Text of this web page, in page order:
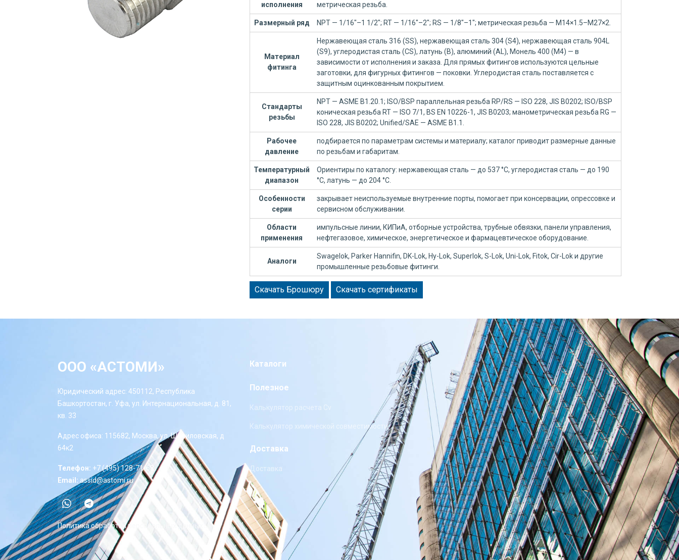
исполнения
метрическая резьба.
Размерный ряд NPT — 1/16"–1 1/2"; RT — 1/16"–2"; RS — 1/8"–1"; метрическая резьба — M14×1.5–M27×2.
Материал
фитинга
Нержавеющая сталь 316 (SS), нержавеющая сталь 304 (S4), нержавеющая сталь 904L
(S9), углеродистая сталь (CS), латунь (B), алюминий (AL), Монель 400 (M4) — в
зависимости от исполнения и заказа. Для прямых фитингов используются цельные
заготовки, для фигурных фитингов — поковки. Углеродистая сталь поставляется с
защитным оцинкованным покрытием.
Стандарты
резьбы
NPT — ASME B1.20.1; ISO/BSP параллельная резьба RP/RS — ISO 228, JIS B0202; ISO/BSP
коническая резьба RT — ISO 7/1, BS EN 10226-1, JIS B0203; манометрическая резьба RG —
ISO 228, JIS B0202; Unified/SAE — ASME B1.1.
Рабочее
давление
подбирается по параметрам системы и материалу; каталог приводит размерные данные
по резьбам и габаритам.
Температурный
диапазон
Ориентиры по каталогу: нержавеющая сталь — до 537 °C, углеродистая сталь — до 190
°C, латунь — до 204 °C.
Особенности
серии
закрывает неиспользуемые внутренние порты, помогает при консервации, опрессовке и
сервисном обслуживании.
Области
применения
импульсные линии, КИПиА, отборные устройства, трубные обвязки, панели управления,
нефтегазовое, химическое, энергетическое и фармацевтическое оборудование.
Аналоги
Swagelok, Parker Hannifin, DK-Lok, Hy-Lok, Superlok, S-Lok, Uni-Lok, Fitok, Cir-Lok и другие
промышленные резьбовые фитинги.
Скачать Брошюру Скачать сертификаты
ООО «АСТОМИ»
Юридический адрес: 450112, Республика
Башкортостан, г. Уфа, ул. Интернациональная, д. 81,
кв. 33
Адрес офиса: 115682, Москва, ул. Шипиловская, д
64к2
Телефон: +7 (495) 128-71-68
Email: assid@astomi.ru
Политика обработки персональных данных
Каталоги
Полезное
Калькулятор расчета Cv
Калькулятор химической совместимости
Доставка
Доставка